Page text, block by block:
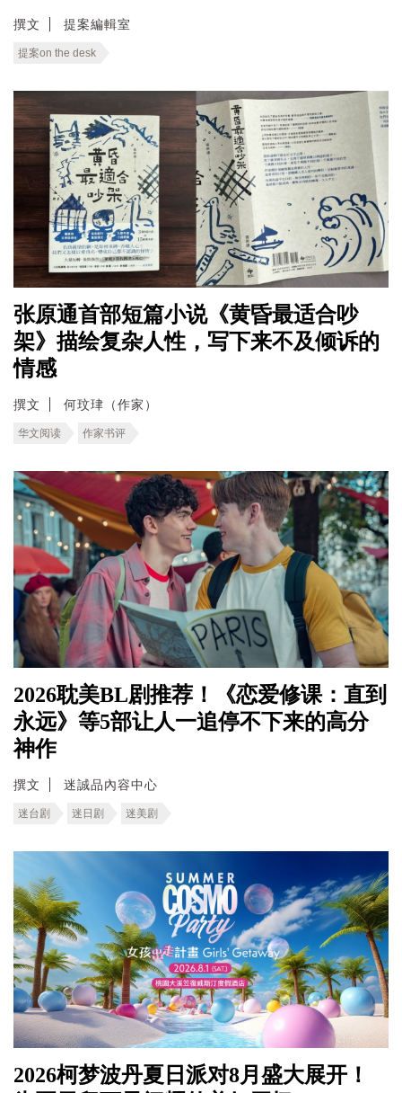
撰文 提案編輯室
提案on the desk
张原通首部短篇小说《黄昏最适合吵
架》描绘复杂人性，写下来不及倾诉的
情感
撰文 何玟珒（作家）
华文阅读 作家书评
2026耽美BL剧推荐！《恋爱修课：直到
永远》等5部让人一追停不下来的高分
神作
撰文 迷誠品內容中心
迷台剧 迷日剧 迷美剧
2026柯梦波丹夏日派对8月盛大展开！